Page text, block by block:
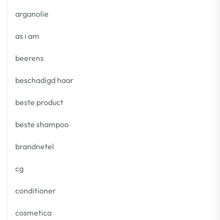
arganolie
as i am
beerens
beschadigd haar
beste product
beste shampoo
brandnetel
cg
conditioner
cosmetica